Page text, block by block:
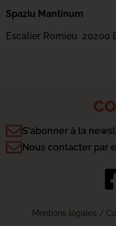
Spaziu Mantinum
Escalier Romieu 20200
S'abonner à la
Nous contacter par
Mentions légales /